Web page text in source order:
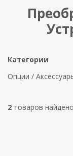
Категории
Опции /
2 товаров найдено